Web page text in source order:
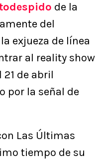
de la
del
exjueza de línea
al reality show
21 de abril
por la señal de
Las Últimas
tiempo de su